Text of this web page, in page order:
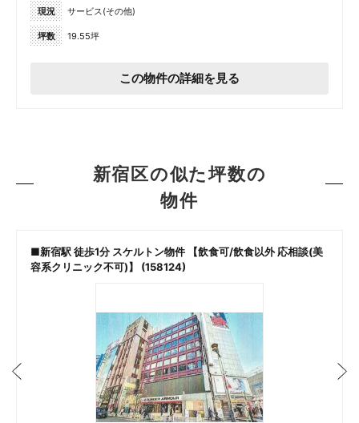
現況 サービス(その他)
坪数 19.55坪
この物件の詳細を見る
新宿区の似た坪数の
物件
■新宿駅 徒歩1分 スケルトン物件 【飲食可/飲食以外 応相談(美
容系クリニック不可)】 (158124)